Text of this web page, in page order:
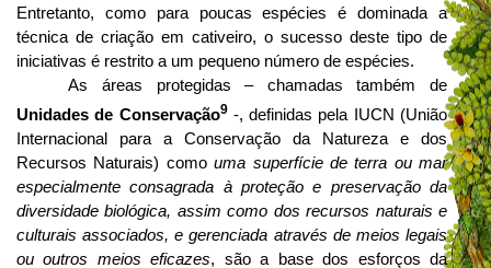
Entretanto, como para poucas espécies é dominada a
técnica de criação em cativeiro, o sucesso deste tipo de
iniciativas é restrito a um pequeno número de espécies.
As áreas protegidas – chamadas também de
Unidades de Conservação9-, definidas pela IUCN (União
Internacional para a Conservação da Natureza e dos
Recursos Naturais) comouma superfície de terra ou mar
especialmente consagrada à proteção e preservação da
diversidade biológica, assim como dos recursos naturais e
culturais associados, e gerenciada através de meios legais
ou outros meios eficazes, são a base dos esforços da